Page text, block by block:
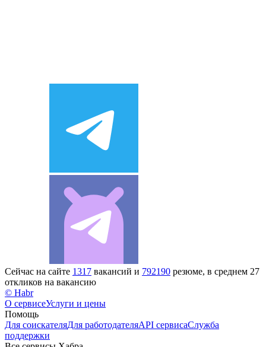
Сейчас на сайте 1317 вакансий и 792190 резюме, в среднем 27
откликов на вакансию
© Habr
О сервисеУслуги и цены
Помощь
Для соискателяДля работодателяAPI сервисаСлужба
поддержки